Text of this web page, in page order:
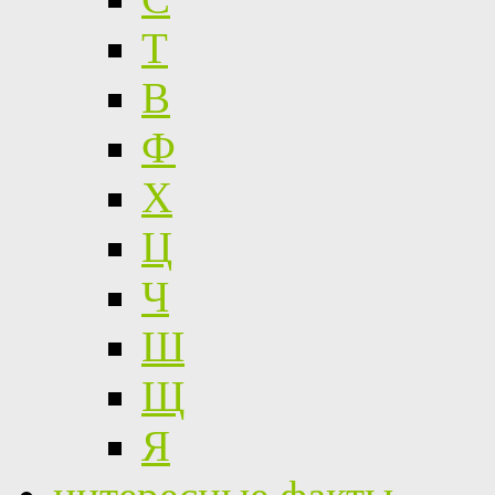
Т
В
Ф
Х
Ц
Ч
Ш
Щ
Я